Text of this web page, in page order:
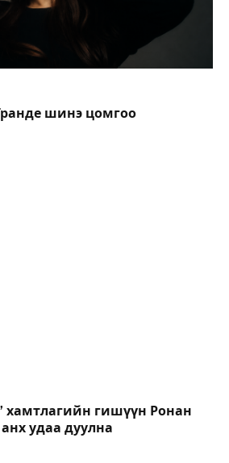
шинэ цомгоо
хамтлагийн гишүүн Ронан
удаа дуулна